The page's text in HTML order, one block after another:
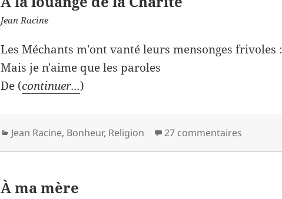
Jean Racine
Les Méchants m'ont vanté leurs mensonges frivoles :
Mais je n'aime que les paroles
De (continuer...)
Catégories
Jean Racine, Bonheur, Religion 27 commentaires
À ma mère